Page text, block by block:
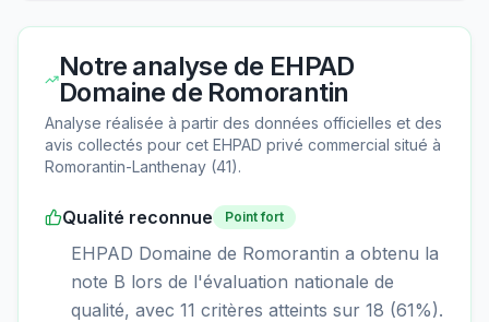
Notre analyse de EHPAD
Domaine de Romorantin
Analyse réalisée à partir des données officielles et des
avis collectés pour cet EHPAD privé commercial situé à
Romorantin-Lanthenay (41).
Qualité reconnue Point fort
EHPAD Domaine de Romorantin a obtenu la
note B lors de l'évaluation nationale de
qualité, avec 11 critères atteints sur 18 (61%).